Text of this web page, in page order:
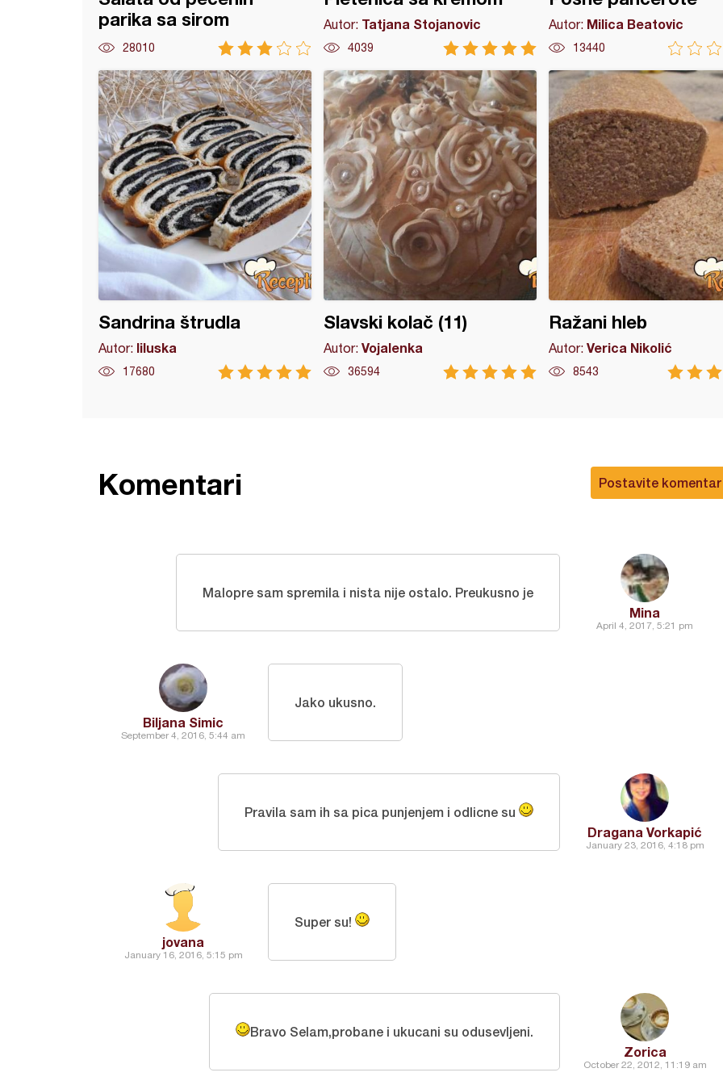
parika sa sirom
28010
Autor: Tatjana Stojanovic
4039
Autor: Milica Beatovic
13440
Sandrina štrudla
Autor: liluska
17680
Slavski kolač (11)
Autor: Vojalenka
36594
Ražani hleb
Autor: Verica Nikolić
8543
Postavite komentar
Komentari
Mina
April 4, 2017, 5:21 pm
Malopre sam spremila i nista nije ostalo. Preukusno je
Biljana Simic
September 4, 2016, 5:44 am
Jako ukusno.
Dragana Vorkapić
January 23, 2016, 4:18 pm
Pravila sam ih sa pica punjenjem i odlicne su
jovana
January 16, 2016, 5:15 pm
Super su!
Zorica
October 22, 2012, 11:19 am
Bravo Selam,probane i ukucani su odusevljeni.